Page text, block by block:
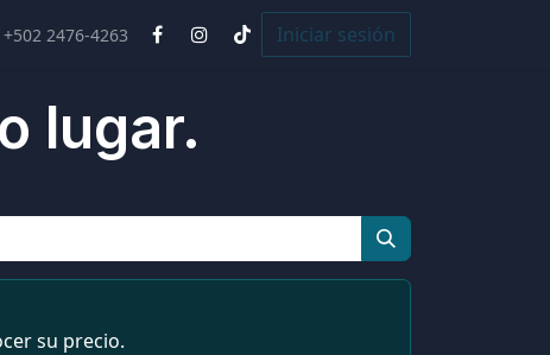
Cursos
+502 2476-4263 Iniciar sesión
lugar.
su precio.